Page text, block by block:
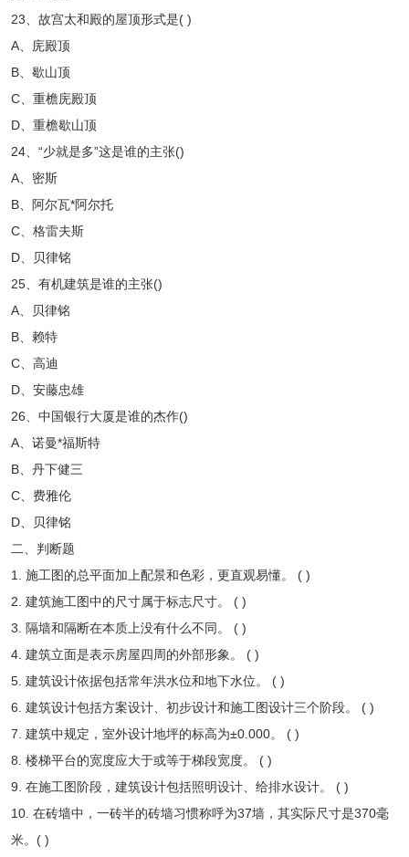
23、故宫太和殿的屋顶形式是( )
A、庑殿顶
B、歇山顶
C、重檐庑殿顶
D、重檐歇山顶
24、“少就是多”这是谁的主张()
A、密斯
B、阿尔瓦*阿尔托
C、格雷夫斯
D、贝律铭
25、有机建筑是谁的主张()
A、贝律铭
B、赖特
C、高迪
D、安藤忠雄
26、中国银行大厦是谁的杰作()
A、诺曼*福斯特
B、丹下健三
C、费雅伦
D、贝律铭
二、判断题
1. 施工图的总平面加上配景和色彩，更直观易懂。 ( )
2. 建筑施工图中的尺寸属于标志尺寸。 ( )
3. 隔墙和隔断在本质上没有什么不同。 ( )
4. 建筑立面是表示房屋四周的外部形象。 ( )
5. 建筑设计依据包括常年洪水位和地下水位。 ( )
6. 建筑设计包括方案设计、初步设计和施工图设计三个阶段。 ( )
7. 建筑中规定，室外设计地坪的标高为±0.000。 ( )
8. 楼梯平台的宽度应大于或等于梯段宽度。 ( )
9. 在施工图阶段，建筑设计包括照明设计、给排水设计。 ( )
10. 在砖墙中，一砖半的砖墙习惯称呼为37墙，其实际尺寸是370毫
米。( )